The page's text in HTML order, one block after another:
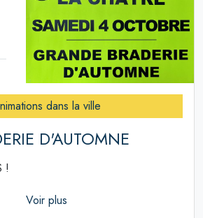
dans la ville
D'AUTOMNE
!
Voir plus